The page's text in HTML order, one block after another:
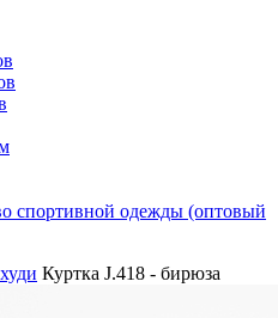
спортивной одежды (оптовый
Куртка J.418 - бирюза